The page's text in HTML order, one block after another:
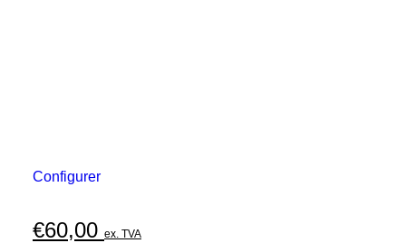
Configurer
€60,00 ex. TVA